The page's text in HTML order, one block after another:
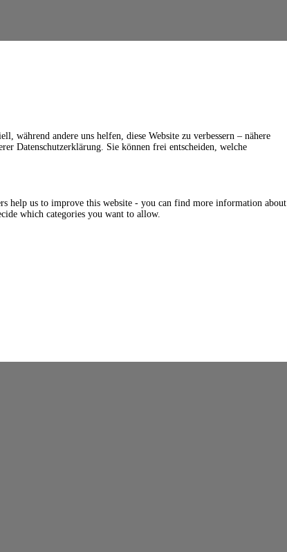
während andere uns helfen, diese Website zu verbessern – nähere
Datenschutzerklärung. Sie können frei entscheiden, welche
help us to improve this website - you can find more information about
which categories you want to allow.